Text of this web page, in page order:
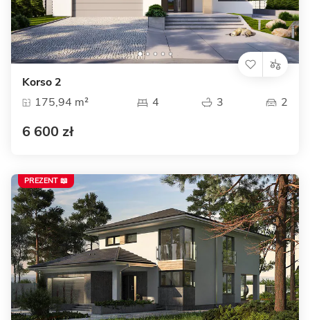
Korso 2
175,94 m²
4 3 2
6 600 zł
PREZENT 📖